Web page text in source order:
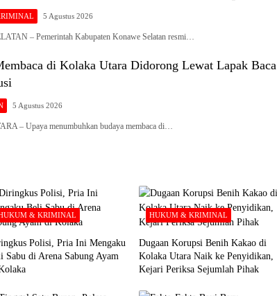
5 Agustus 2026
– Pemerintah Kabupaten Konawe Selatan resmi…
di Kolaka Utara Didorong Lewat Lapak Baca
5 Agustus 2026
– Upaya menumbuhkan budaya membaca di…
& KRIMINAL
Polisi, Pria Ini Mengaku
Sabu di Arena Sabung Ayam
HUKUM & KRIMINAL
Dugaan Korupsi Benih Kakao di
Kolaka Utara Naik ke Penyidikan,
Kejari Periksa Sejumlah Pihak